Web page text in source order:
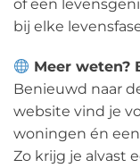
of een
bij elke
Meer weten?
Benieuwd naar
website vind je
woningen én
Zo krijg je alvast